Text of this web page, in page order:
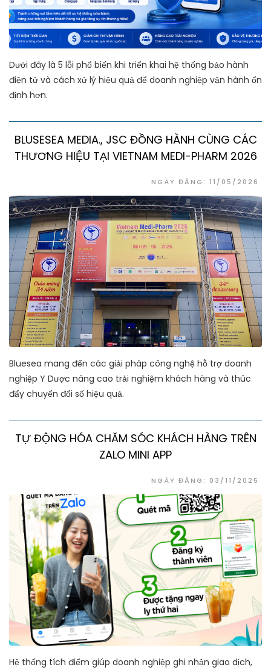
Dưới đây là 5 lỗi phổ biến khi triển khai hệ thống bảo hành
điện tử và cách xử lý hiệu quả để doanh nghiệp vận hành ổn
định hơn.
BLUSESEA MEDIA., JSC ĐỒNG HÀNH CÙNG CÁC
THƯƠNG HIỆU TẠI VIETNAM MEDI-PHARM 2026
NGÀY ĐĂNG: 11/05/2026
Bluesea mang đến các giải pháp công nghệ hỗ trợ doanh
nghiệp Y Dược nâng cao trải nghiệm khách hàng và thúc
đẩy chuyển đổi số hiệu quả.
TỰ ĐỘNG HÓA CHĂM SÓC KHÁCH HÀNG TRÊN
ZALO MINI APP
NGÀY ĐĂNG: 03/11/2025
Hệ thống tích điểm giúp doanh nghiệp ghi nhận giao dịch,